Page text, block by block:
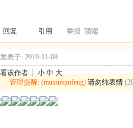
回复 引用 举报 顶端
发表于: 2019-11-08
该作者 ┊ 小 中 大
管理提醒: (muxueqiufeng) 请勿纯表情